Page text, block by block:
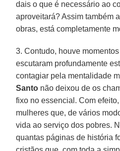
dais o que é necessário ao
aproveitará? Assim também
obras, está completamente
3. Contudo, houve
escutaram profundamente
contagiar pela mentalidade
Santo não deixou de os
fixo no essencial. Com
mulheres que, de vários
vida ao serviço dos pobres.
quantas páginas de história